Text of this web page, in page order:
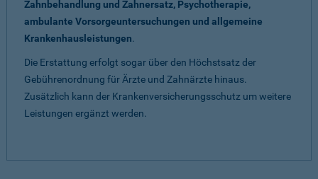
Zahnbehandlung und Zahnersatz, Psychotherapie,
ambulante Vorsorgeuntersuchungen und allgemeine
Krankenhausleistungen.
Die Erstattung erfolgt sogar über den Höchstsatz der
Gebührenordnung für Ärzte und Zahnärzte hinaus.
Zusätzlich kann der Krankenversicherungsschutz um weitere
Leistungen ergänzt werden.